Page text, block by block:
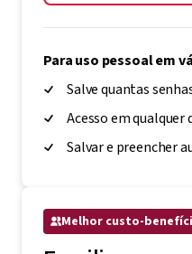
Para uso pessoal em
Salve quantas
Acesso em qualquer
Salvar e preencher
Melhor custo-